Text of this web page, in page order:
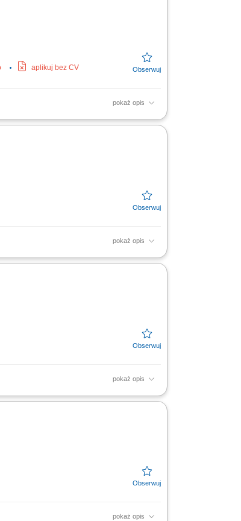
aplikuj bez CV
pokaż opis
Niemcy;
pokaż opis
i transportowych,
pokaż opis
Znasz język niemiecki? - mile
pokaż opis